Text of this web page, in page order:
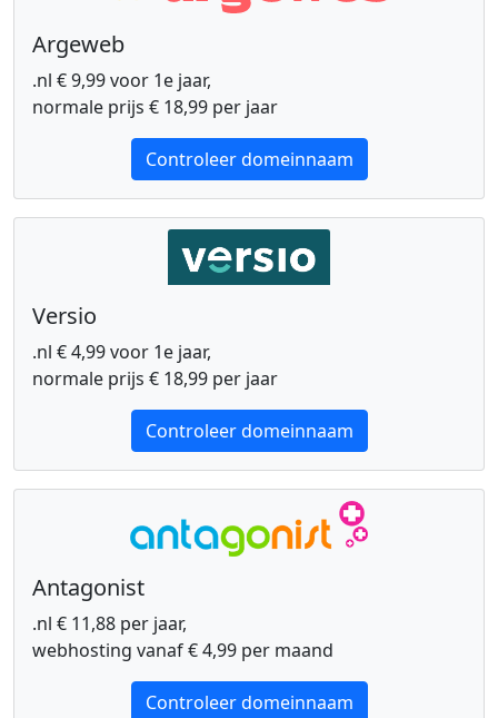
Argeweb
.nl € 9,99 voor 1e jaar,
normale prijs € 18,99 per jaar
Controleer domeinnaam
Versio
.nl € 4,99 voor 1e jaar,
normale prijs € 18,99 per jaar
Controleer domeinnaam
Antagonist
.nl € 11,88 per jaar,
webhosting vanaf € 4,99 per maand
Controleer domeinnaam